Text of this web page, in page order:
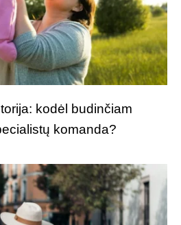
kodėl budinčiam
komanda?